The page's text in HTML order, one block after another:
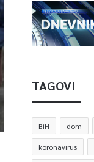
TAGOVI
BiH dom
koronavirus